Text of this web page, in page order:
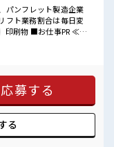
場！
パンフレット製造企業
フト業務割合は毎日変
事PR ≪女
募もOKですよ！ ≪残
有)≪未経験でも活躍で
不安だけど、 しっか
スキルUP・ステップ
いている仕事が探せる
かりサポートします！
♪ 髪型・髪色自由♪ 派
応募する
る